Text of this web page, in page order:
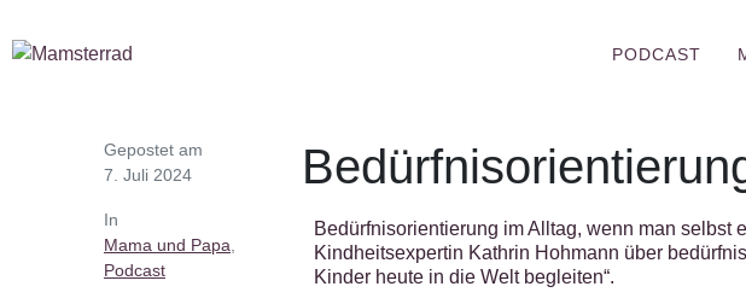
PODCAST
Gepostet am
7. Juli 2024
In
Mama und Papa
Podcast
Bedürfnisorientierung im Alltag, wenn man
Kindheitsexpertin Kathrin Hohmann über
Kinder heute in die Welt begleiten“.